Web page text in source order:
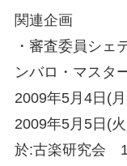
関連企画
・審査委員シェ
ンバロ・マスタ
2009年5月4日(
2009年5月5日(
於:古楽研究会